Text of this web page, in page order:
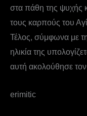
στα πάθη της ψυχής
τους καρπούς του
Τέλος, σύμφωνα με
ηλικία της
αυτή ακολούθησε
erimitic